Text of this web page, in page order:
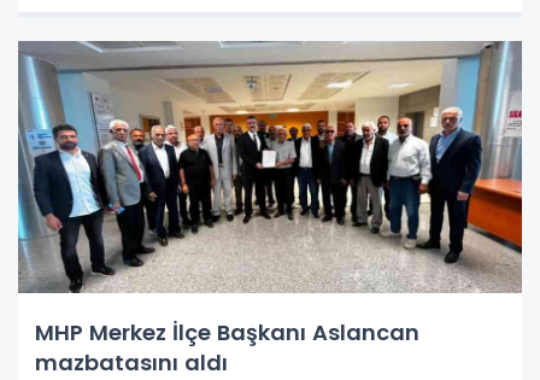
MHP Merkez İlçe Başkanı Aslancan
mazbatasını aldı